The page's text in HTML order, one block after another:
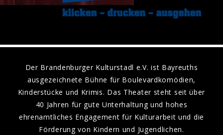
Der Brandenburger Kulturstadl e.V. ist Bayreuths
ausgezeichnete Bühne für Boulevardkomödien,
Kinderstücke und Krimis. Das Theater steht seit über
40 Jahren für gute Unterhaltung und hohes
ehrenamtliches Engagement für Kulturarbeit und die
Förderung von Kindern und Jugendlichen.